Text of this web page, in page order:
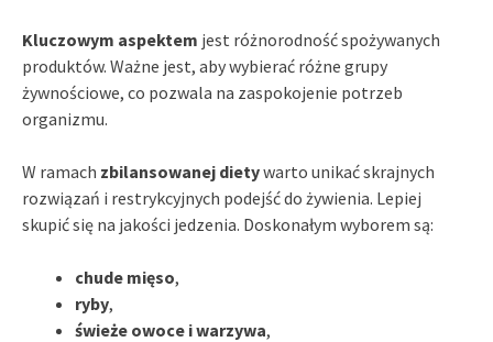
Kluczowym aspektem jest różnorodność spożywanych
produktów. Ważne jest, aby wybierać różne grupy
żywnościowe, co pozwala na zaspokojenie potrzeb
organizmu.
W ramach zbilansowanej dietywarto unikać skrajnych
rozwiązań i restrykcyjnych podejść do żywienia. Lepiej
skupić się na jakości jedzenia. Doskonałym wyborem są:
chude mięso,
ryby,
świeże owoce i warzywa,